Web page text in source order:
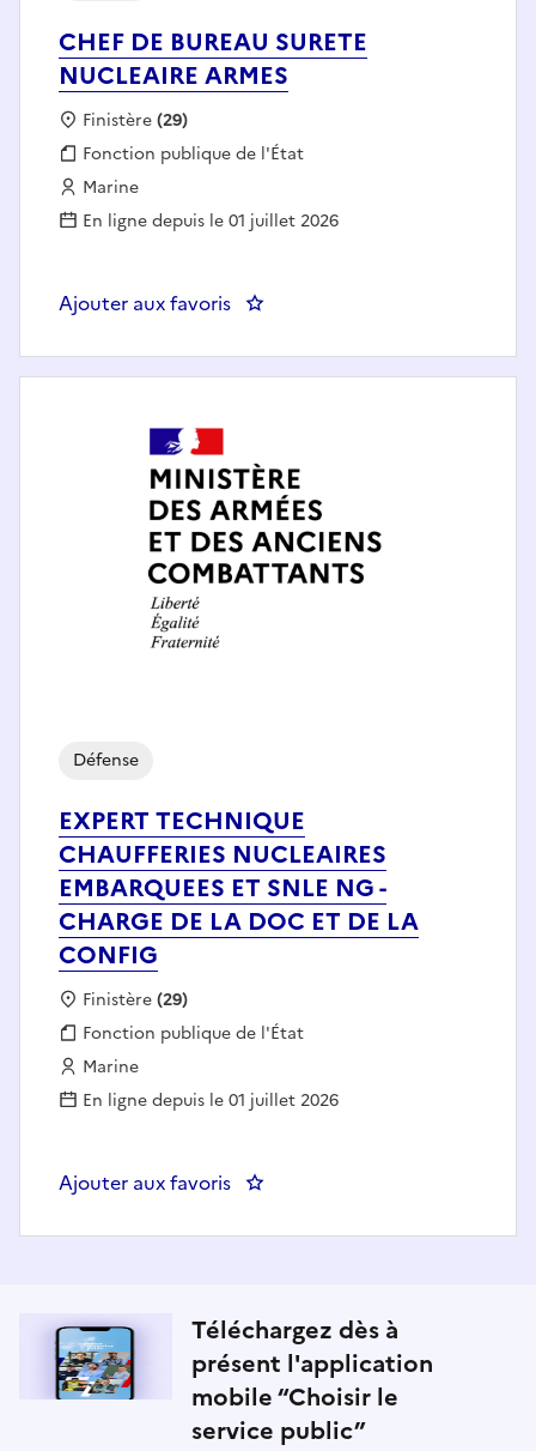
CHEF DE BUREAU SURETE
NUCLEAIRE ARMES
Localisation :
Finistère(29)
Fonction publique :
Fonction publique de l'État
Employeur :
Marine
En ligne depuis le 01 juillet 2026
Ajouter aux favoris : CHEF DE BUREAU SURETE
EXPERT TECHNIQUE
CHAUFFERIES NUCLEAIRES
EMBARQUEES ET SNLE NG -
CHARGE DE LA DOC ET DE LA
CONFIG
Défense
Localisation :
Finistère(29)
Fonction publique :
Fonction publique de l'État
Employeur :
Marine
En ligne depuis le 01 juillet 2026
Ajouter aux favoris : EXPERT TECHNIQUE
Téléchargez dès à
présent l'application
mobile “Choisir le
service public”